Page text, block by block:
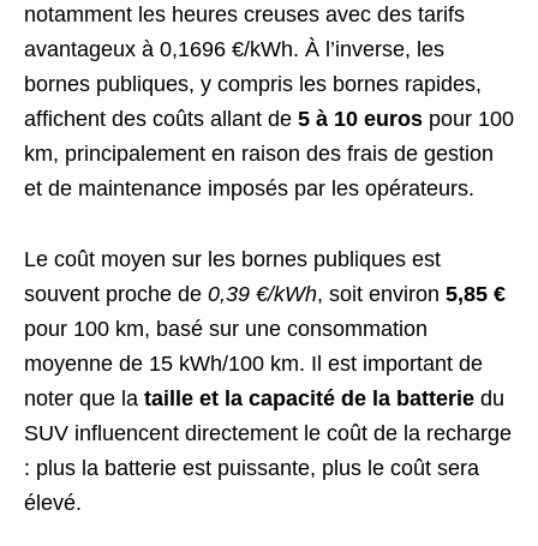
notamment les heures creuses avec des tarifs
avantageux à 0,1696 €/kWh. À l’inverse, les
bornes publiques, y compris les bornes rapides,
affichent des coûts allant de 5 à 10 euros pour 100
km, principalement en raison des frais de gestion
et de maintenance imposés par les opérateurs.
Le coût moyen sur les bornes publiques est
souvent proche de 0,39 €/kWh, soit environ 5,85 €
pour 100 km, basé sur une consommation
moyenne de 15 kWh/100 km. Il est important de
noter que la taille et la capacité de la batterie du
SUV influencent directement le coût de la recharge
: plus la batterie est puissante, plus le coût sera
élevé.